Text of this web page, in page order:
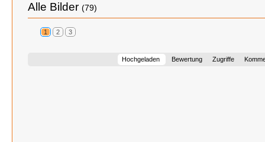
Alle Bilder (79)
1 2 3
Hochgeladen Bewertung Zugriffe